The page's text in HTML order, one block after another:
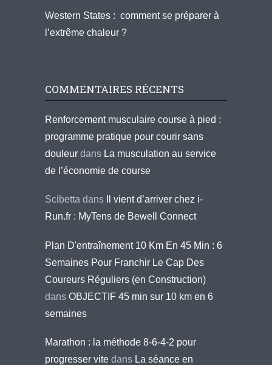
Western States : comment se préparer à
l’extrême chaleur ?
COMMENTAIRES RÉCENTS
Renforcement musculaire course à pied :
programme pratique pour courir sans
douleur dans La musculation au service
de l’économie de course
Scibetta dans
Il vient d’arriver chez i-
Run.fr : MyTens de Bewell Connect
Plan D'entraînement 10 Km En 45 Min : 6
Semaines Pour Franchir Le Cap Des
Coureurs Réguliers (en Construction)
dans OBJECTIF 45 min sur 10 km en 6
semaines
Marathon : la méthode 8-6-4-2 pour
progresser vite dans La séance en